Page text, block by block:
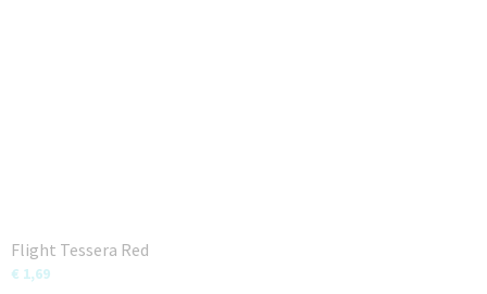
Flight Tessera Red
€ 1,69